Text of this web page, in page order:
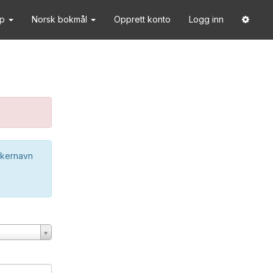
Norsk bokmål Opprett konto Logg inn